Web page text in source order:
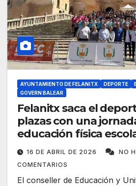
AYUNTAMIENTO DE FELANITX DEPORTE
GOVERN BALEAR
Felanitx saca el
plazas con una
educación física
16 DE ABRIL DE 2026
NO
COMENTARIOS
El conseller de Educación y